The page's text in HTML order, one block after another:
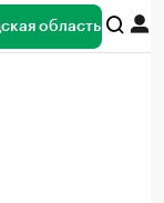
область